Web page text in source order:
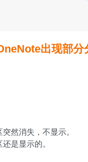
出现部
然消失，不显示。
是显示的。